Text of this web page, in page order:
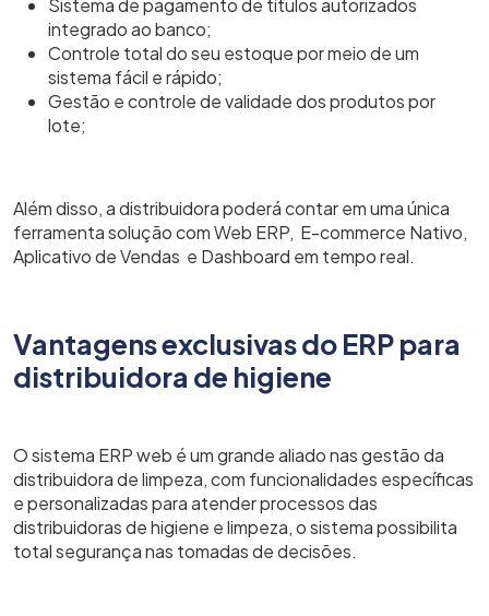
integrado ao banco;
Controle total do seu estoque por meio de um
sistema fácil e rápido;
Gestão e controle de validade dos produtos por
lote;
Além disso, a distribuidora poderá contar em uma única
ferramenta solução com Web ERP, E-commerce Nativo,
Aplicativo de Vendas e Dashboard em tempo real.
Vantagens exclusivas do ERP para
distribuidora de higiene
O sistema ERP web é um grande aliado nas gestão da
distribuidora de limpeza, com funcionalidades específicas
e personalizadas para atender processos das
distribuidoras de higiene e limpeza, o sistema possibilita
total segurança nas tomadas de decisões.